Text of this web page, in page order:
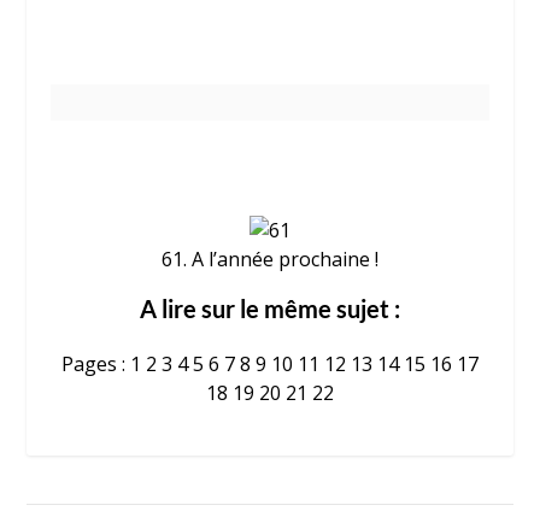
61. A l’année prochaine !
A lire sur le même sujet :
Pages : 1 2 3 45 6 78 9 10 11 12 13 14 15 16 17
18 19 20 21 22